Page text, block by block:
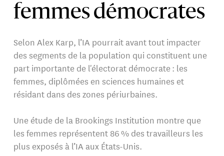
femmes démocrates
Selon Alex Karp, l’IA pourrait avant tout impacter
des segments de la population qui constituent une
part importante de l'électorat démocrate : les
femmes, diplômées en sciences humaines et
résidant dans des zones périurbaines.
Une étude de la Brookings Institution montre que
les femmes représentent 86 % des travailleurs les
plus exposés à l’IA aux États-Unis.